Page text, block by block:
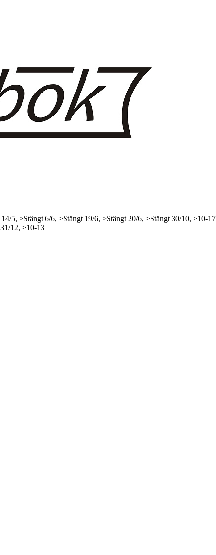
14/5, >Stängt 6/6, >Stängt 19/6, >Stängt 20/6, >Stängt 30/10, >10-17
31/12, >10-13